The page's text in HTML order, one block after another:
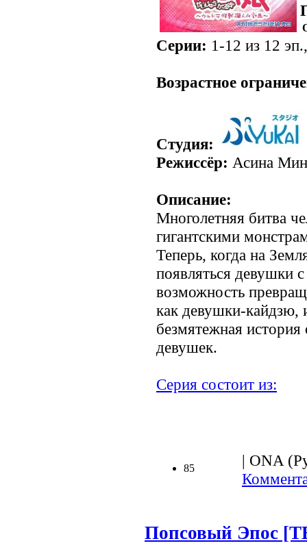
Серии: 1-12 из 12
Возрастное
Студия:
Режиссёр: Асина
Описание:
Многолетняя битва
гигантскими
Теперь, когда на
появляться девушки
возможность
как девушки-кайдзю,
безмятежная история
девушек.
Серия состоит из:
85
| ONA
Попсовый Эпос